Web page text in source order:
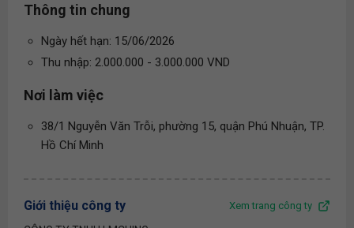
Thông tin chung
Ngày hết hạn: 15/06/2026
Thu nhập: 2.000.000 - 3.000.000 VND
Nơi làm việc
38/1 Nguyễn Văn Trỗi, phường 15, quận Phú Nhuận, TP.
Hồ Chí Minh
Giới thiệu công ty Xem trang công ty